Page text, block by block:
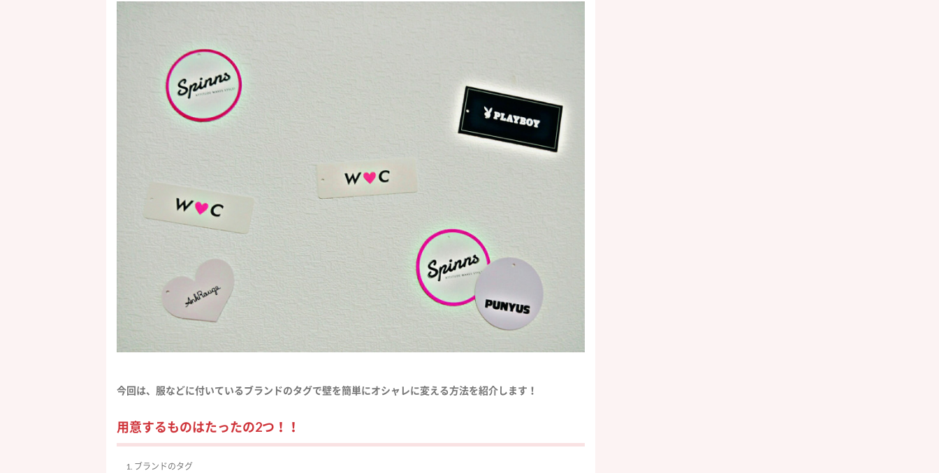
今回は、服などに付いているブランドのタグで壁を簡単にオシャレに変える方法を紹介します！
用意するものはたったの2つ！！
ブランドのタグ